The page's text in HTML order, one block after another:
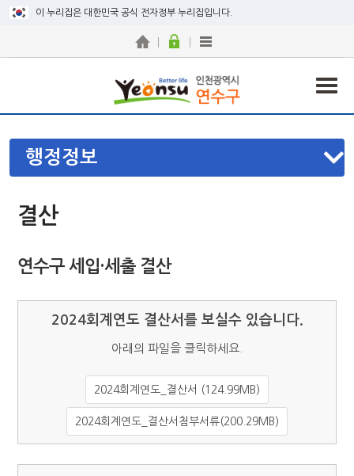
이 누리집은 대한민국 공식 전자정부 누리집입니다.
행정정보
결산
연수구 세입·세출 결산
2024회계연도 결산서를 보실수 있습니다.
아래의 파일을 클릭하세요.
2024회계연도_결산서 (124.99MB)
2024회계연도_결산서첨부서류(200.29MB)